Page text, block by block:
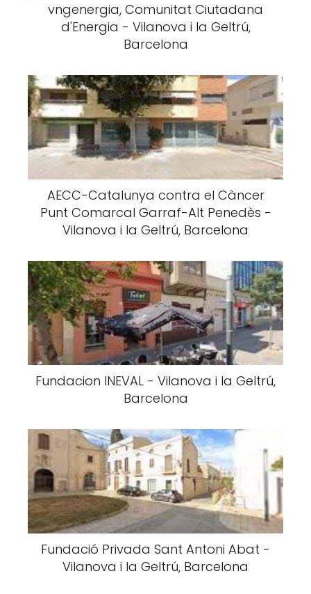
vngenergia, Comunitat Ciutadana
d'Energia - Vilanova i la Geltrú,
Barcelona
AECC-Catalunya contra el Càncer
Punt Comarcal Garraf-Alt Penedès -
Vilanova i la Geltrú, Barcelona
Fundacion INEVAL - Vilanova i la Geltrú,
Barcelona
Fundació Privada Sant Antoni Abat -
Vilanova i la Geltrú, Barcelona